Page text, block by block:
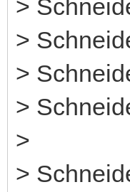
>
>
>
>
>
>